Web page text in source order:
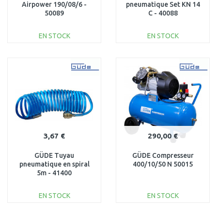
Airpower 190/08/6 -
50089
EN STOCK
pneumatique Set KN 14
C - 40088
EN STOCK
Au comparatif
3,67 €
GÜDE Tuyau
pneumatique en spiral
5m - 41400
EN STOCK
290,00 €
GÜDE Compresseur
400/10/50 N 50015
EN STOCK